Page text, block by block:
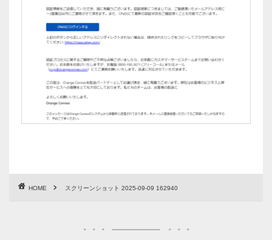
HOME スクリーンショット 2025-09-09 162940